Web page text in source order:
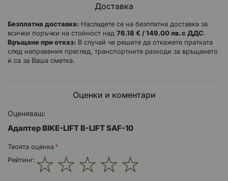
Доставка
Безплатна доставка: Насладете се на безплатна доставка за
всички поръчки на стойност над 76.18 € / 149.00 лв. с ДДС.
Връщане при отказ: В случай че решите да откажете пратката
след направения преглед, транспортните разходи за връщането
ѝ са за Ваша сметка.
Оценки и коментари
Оценяваш:
Адаптер BIKE-LIFT B-LIFT SAF-10
Твоята оценка
Рейтинг: